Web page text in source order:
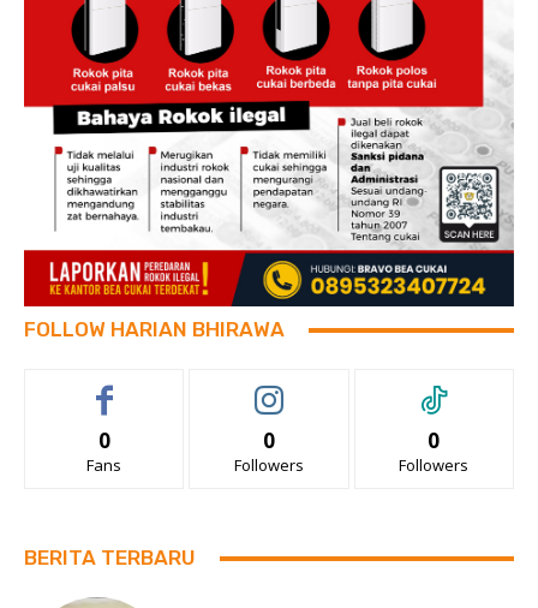
FOLLOW HARIAN BHIRAWA
0
Fans
0
Followers
0
Followers
BERITA TERBARU